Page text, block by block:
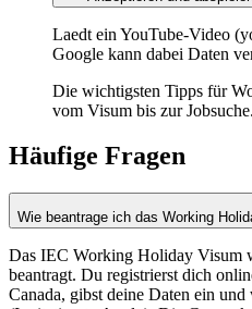
Laedt ein YouTube-Video
Google kann dabei Daten
Die wichtigsten Tipps für
vom Visum bis zur Jobsuche.
Häufige Fragen
Wie beantrage ich das Working
Das IEC Working Holiday Visum
beantragt. Du registrierst dich
Canada, gibst deine Daten ein